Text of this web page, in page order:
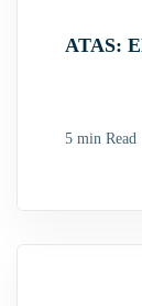
ATAS:
5 min Read